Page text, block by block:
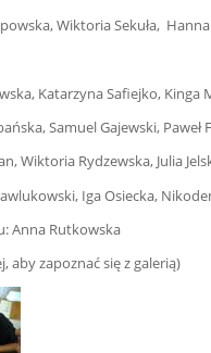
Wiktoria Sekuła,
Katarzyna Safiejko, Kinga
Samuel Gajewski, Paweł
Wiktoria Rydzewska, Julia
Iga Osiecka,
Anna Rutkowska
aby zapoznać się z galerią)